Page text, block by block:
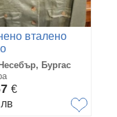
вталено
Бургас
€
лв